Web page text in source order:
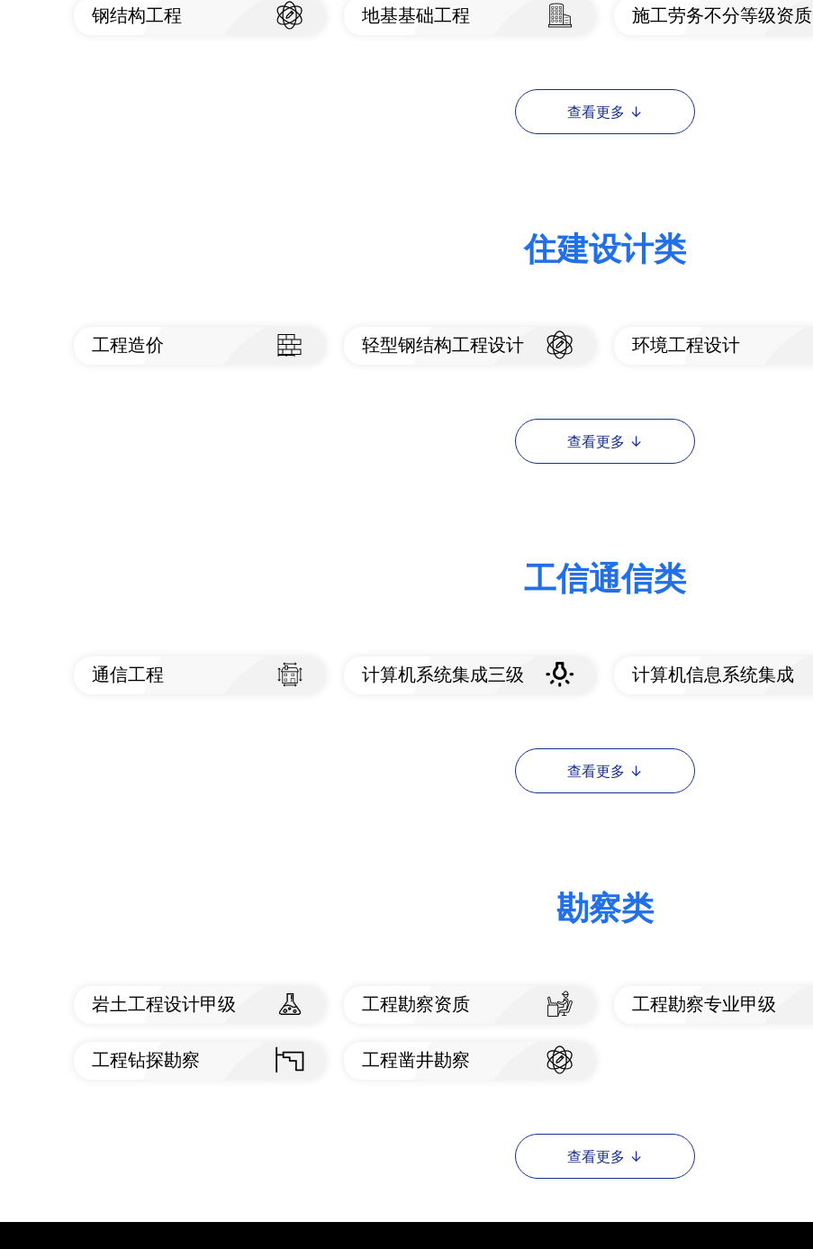
查看标准 查看标准 查看标准
钢结构工程 地基基础工程 施工劳务不分等级资质
住建设计类
工程造价 轻型钢结构工程设计 环境工程设计
工信通信类
通信工程 计算机系统集成三级 计算机信息系统集成
勘察类
岩土工程设计甲级
查看标准
工程勘察资质
查看标准
​工程勘察专业甲级
工程钻探勘察 工程凿井勘察